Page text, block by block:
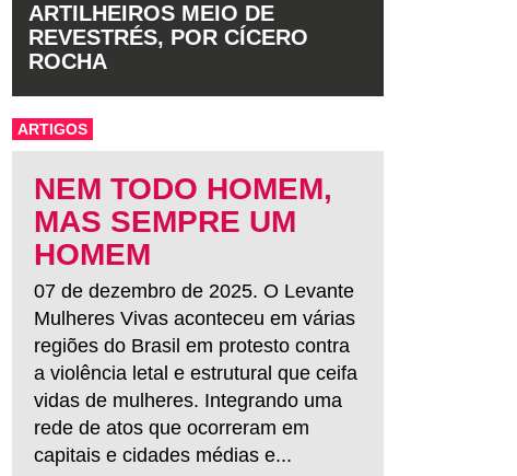
ARTILHEIROS MEIO DE
REVESTRÉS, POR CÍCERO
ROCHA
ARTIGOS
NEM TODO HOMEM,
MAS SEMPRE UM
HOMEM
07 de dezembro de 2025. O Levante
Mulheres Vivas aconteceu em várias
regiões do Brasil em protesto contra
a violência letal e estrutural que ceifa
vidas de mulheres. Integrando uma
rede de atos que ocorreram em
capitais e cidades médias e...